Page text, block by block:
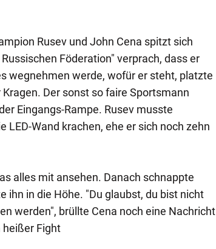
Rusev und John Cena spitzt sich
Föderation" verprach, dass er
wegnehmen werde, wofür er steht, platzte
Der sonst so faire Sportsmann
Eingangs-Rampe. Rusev musste
Wand krachen, ehe er sich noch zehn
alles mit ansehen. Danach schnappte
ihn in die Höhe. "Du glaubst, du bist nicht
werden", brüllte Cena noch eine Nachricht
heißer Fight